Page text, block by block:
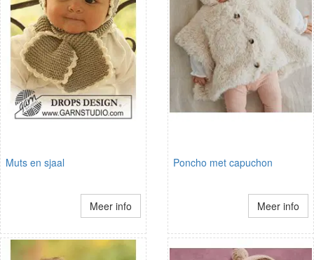
Muts en sjaal
Meer info
Poncho met capuchon
Meer info